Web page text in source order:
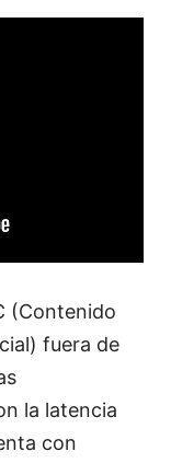
(Contenido
fuera de
la latencia
con